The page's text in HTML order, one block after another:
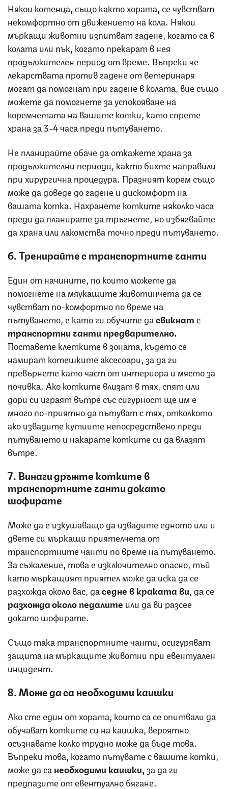
Някои котенца, също както хората, се чувстват
некомфортно от движението на кола. Някои
мъркащи животни изпитват гадене, когато са в
колата или пък, когато прекарат в нея
продължителен период от време. Въпреки че
лекарствата против гадене от ветеринаря
могат да помогнат при гадене в колата, вие също
можете да помогнете за успокояване на
коремчетата на вашите котки, като спрете
храна за 3-4 часа преди пътуването.
Не планирайте обаче да откажете храна за
продължителни периоди, както бихте направили
при хирургична процедура. Празният корем също
може да доведе до гадене и дискомфорт на
вашата котка. Нахранете котките няколко часа
преди да планирате да тръгнете, но избягвайте
да храна или лакомства точно преди пътуването.
6. Тренирайте с транспортните чанти
Един от начините, по които можете да
помогнете на мяукащите животинчета да се
чувстват по-комфортно по време на
пътуването, е като ги обучите дасвикнатс
транспортни чанти предварително.
Поставете клетките в зоната, където се
намират котешките аксесоари, за да ги
превърнете като част от интериора и място за
почивка. Ако котките влизат в тях, спят или
дори си играят вътре със сигурност ще им е
много по-приятно да пътуват с тях, отколкото
ако извадите кутиите непосредствено преди
пътуването и накарате котките си да влазят
вътре.
7. Винаги дръжте котките в
транспортните чанти докато
шофирате
Може да е изкушаващо да извадите едното или и
двете си мъркащи приятелчета от
транспортните чанти по време на пътуването.
За съжаление, това е изключително опасно, тъй
като мъркащият приятел може да иска да се
разхожда около вас, даседне в краката ви, да се
разхожда около педалите или да ви разсее
докато шофирате.
Също така транспортните чанти, осигуряват
защита на мъркащите животни при евентуален
инцидент.
8. Може да са необходими каишки
Ако сте един от хората, които са се опитвали да
обучават котките си на каишка, вероятно
осъзнавате колко трудно може да бъде това.
Въпреки това, когато пътувате с вашите котки,
може да са необходими каишки, за да ги
предпазите от евентуално бягане.